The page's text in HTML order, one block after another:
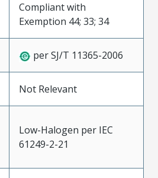
Compliant with
Exemption 44; 33; 34
per SJ/T 11365-2006
Not Relevant
Low-Halogen per IEC
61249-2-21